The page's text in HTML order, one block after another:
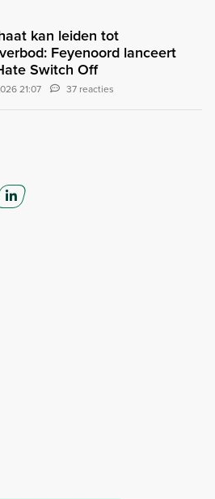
kan leiden tot
Feyenoord lanceert
Switch Off
21:07 37 reacties